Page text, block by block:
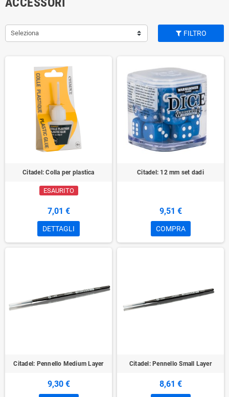
Seleziona FILTRO
Citadel: Colla per plastica
ESAURITO
7,01 €
DETTAGLI
Citadel: 12 mm set dadi
9,51 €
COMPRA
Citadel: Pennello Medium Layer
9,30 €
Citadel: Pennello Small Layer
8,61 €